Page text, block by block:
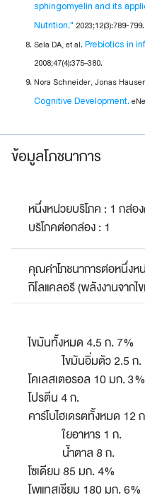
sphingomyelin and its
Nutrition." 2023;12(3):789-
Sela DA, et al.Prebiotics in
2008;47(4):375–380.
Nora Schneider, Jonas
Cognitive Development.
ข้อมูลโภชนาการ
หนึ่งหน่วยบริโภค : 1 กล่
บริโภคต่อกล่อง : 1
คุณค่าโภชนาการต่อหนึ่ง
กิโลแคลอรี (พลังงานจาก
ไขมันทั้งหมด 4.5 ก. 7%
ไขมันอิ่มตัว 2.5 ก.
โคเลสเตอรอล 10 มก. 3%
โปรตีน 4 ก.
คาร์โบไฮเดรตทั้งหมด 12
ใยอาหาร 1 ก.
น้ำตาล 8 ก.
โซเดียม 85 มก. 4%
โพแทสเชียม 180 มก. 6%